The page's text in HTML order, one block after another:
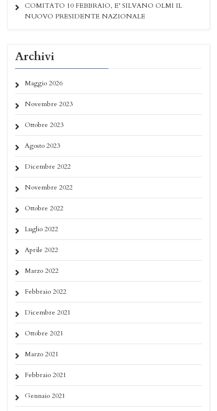
COMITATO 10 FEBBRAIO, E’ SILVANO OLMI IL
NUOVO PRESIDENTE NAZIONALE
Archivi
Maggio 2026
Novembre 2023
Ottobre 2023
Agosto 2023
Dicembre 2022
Novembre 2022
Ottobre 2022
Luglio 2022
Aprile 2022
Marzo 2022
Febbraio 2022
Dicembre 2021
Ottobre 2021
Marzo 2021
Febbraio 2021
Gennaio 2021